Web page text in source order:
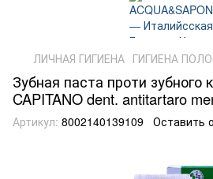
ЛИЧНАЯ ГИГИЕНА ГИГИЕНА
Зубная паста проти зубного
CAPITANO dent. antitartaro
Артикул: 8002140139109 Оставить